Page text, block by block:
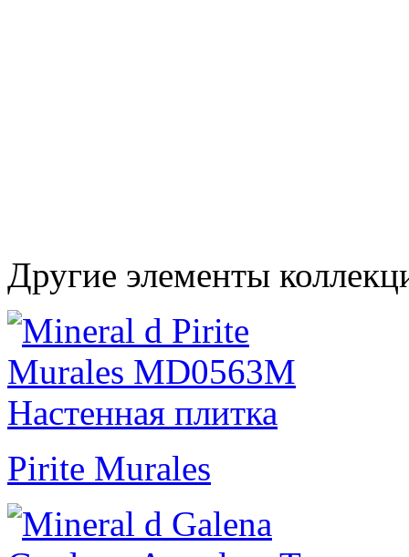
Другие элементы
Pirite Murales